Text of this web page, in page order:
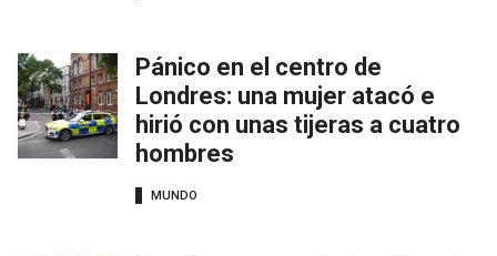
Pánico en el centro de
Londres: una mujer atacó e
hirió con unas tijeras a cuatro
hombres
MUNDO